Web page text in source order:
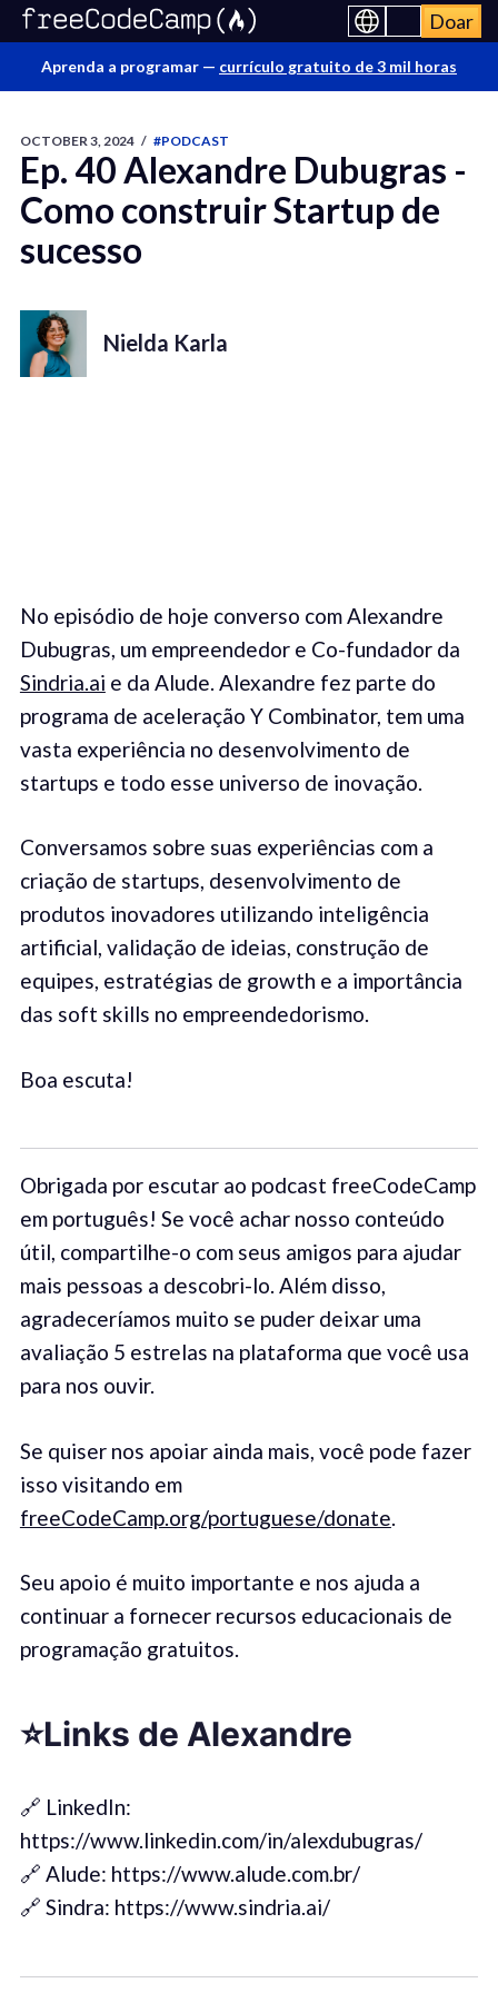
Doar
Aprenda a programar — currículo gratuito de 3 mil horas
OCTOBER 3, 2024 / #PODCAST
Ep. 40 Alexandre Dubugras -
Como construir Startup de
sucesso
Nielda Karla
No episódio de hoje converso com Alexandre
Dubugras, um empreendedor e Co-fundador da
Sindria.ai e da Alude. Alexandre fez parte do
programa de aceleração Y Combinator, tem uma
vasta experiência no desenvolvimento de
startups e todo esse universo de inovação.
Conversamos sobre suas experiências com a
criação de startups, desenvolvimento de
produtos inovadores utilizando inteligência
artificial, validação de ideias, construção de
equipes, estratégias de growth e a importância
das soft skills no empreendedorismo.
Boa escuta!
Obrigada por escutar ao podcast freeCodeCamp
em português! Se você achar nosso conteúdo
útil, compartilhe-o com seus amigos para ajudar
mais pessoas a descobri-lo. Além disso,
agradeceríamos muito se puder deixar uma
avaliação 5 estrelas na plataforma que você usa
para nos ouvir.
Se quiser nos apoiar ainda mais, você pode fazer
isso visitando em
freeCodeCamp.org/portuguese/donate.
Seu apoio é muito importante e nos ajuda a
continuar a fornecer recursos educacionais de
programação gratuitos.
⭐️Links de Alexandre
🔗 LinkedIn:
https://www.linkedin.com/in/alexdubugras/
🔗 Alude: https://www.alude.com.br/
🔗 Sindra: https://www.sindria.ai/